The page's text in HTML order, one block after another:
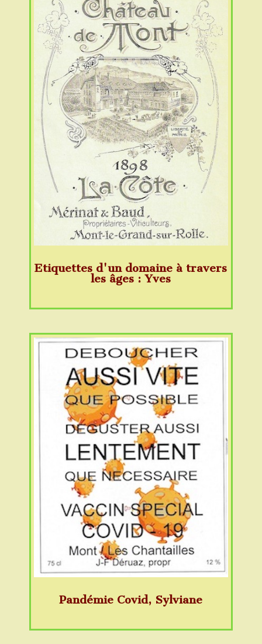
Etiquettes d'un domaine à travers
les âges : Yves
Pandémie Covid, Sylviane